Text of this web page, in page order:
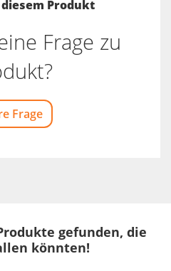
Produkt
Frage zu
Frage
gefunden, die
könnten!